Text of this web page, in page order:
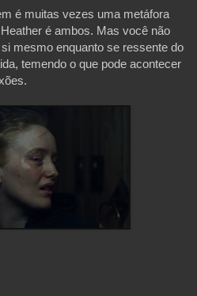
é muitas vezes uma metáfora
é ambos. Mas você não
mesmo enquanto se ressente do
temendo o que pode acontecer